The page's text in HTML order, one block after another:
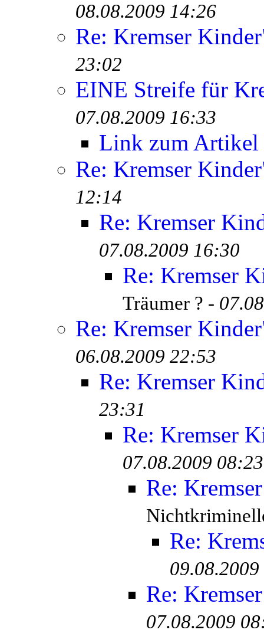
08.08.2009 14:26
Re: Kremser
23:02
EINE Streife für
07.08.2009 16:33
Link zum Artikel
Re: Kremser
12:14
Re: Kremser
07.08.2009 16:30
Re: Kremser
Träumer ? -
Re: Kremser
06.08.2009 22:53
Re: Kremser
23:31
Re: Kremser
07.08.2009 08:23
Re:
Re:
Re:
07.08.2009